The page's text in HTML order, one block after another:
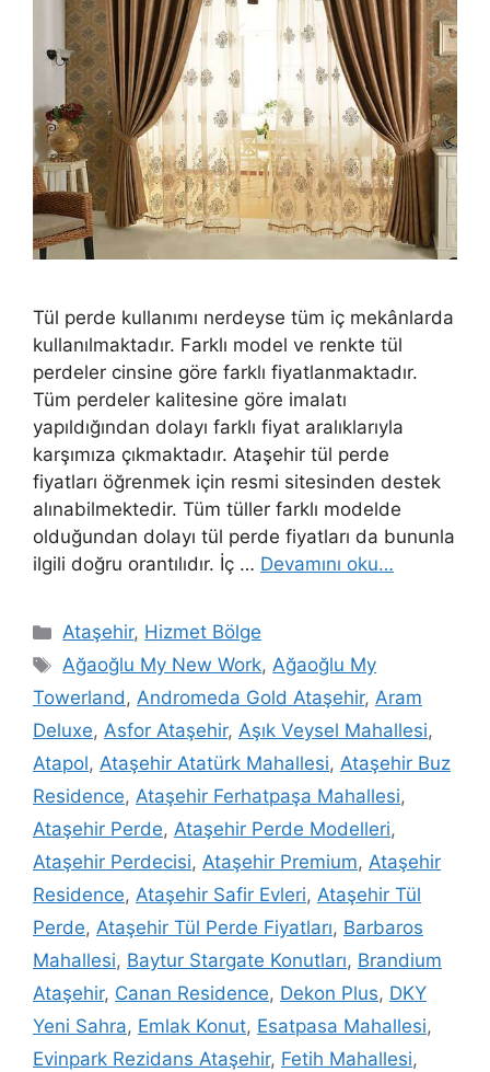
Tül perde kullanımı nerdeyse tüm iç mekânlarda
kullanılmaktadır. Farklı model ve renkte tül
perdeler cinsine göre farklı fiyatlanmaktadır.
Tüm perdeler kalitesine göre imalatı
yapıldığından dolayı farklı fiyat aralıklarıyla
karşımıza çıkmaktadır. Ataşehir tül perde
fiyatları öğrenmek için resmi sitesinden destek
alınabilmektedir. Tüm tüller farklı modelde
olduğundan dolayı tül perde fiyatları da bununla
ilgili doğru orantılıdır. İç … Devamını oku…
Ataşehir, Hizmet Bölge
Ağaoğlu My New Work,Ağaoğlu My
Towerland, Andromeda Gold Ataşehir, Aram
Deluxe, Asfor Ataşehir, Aşık Veysel Mahallesi,
Atapol, Ataşehir Atatürk Mahallesi, Ataşehir Buz
Residence, Ataşehir Ferhatpaşa Mahallesi,
Ataşehir Perde, Ataşehir Perde Modelleri,
Ataşehir Perdecisi, Ataşehir Premium, Ataşehir
Residence, Ataşehir Safir Evleri, Ataşehir Tül
Perde, Ataşehir Tül Perde Fiyatları, Barbaros
Mahallesi, Baytur Stargate Konutları, Brandium
Ataşehir, Canan Residence, Dekon Plus, DKY
Yeni Sahra, Emlak Konut, Esatpasa Mahallesi,
Evinpark Rezidans Ataşehir, Fetih Mahallesi,